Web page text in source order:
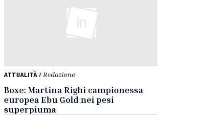
ATTUALITÀ/ Redazione
Boxe: Martina Righi campionessa
europea Ebu Gold nei pesi
superpiuma